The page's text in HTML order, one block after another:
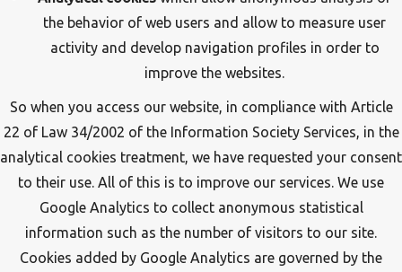
the behavior of web users and allow to measure user
activity and develop navigation profiles in order to
improve the websites.
So when you access our website, in compliance with Article
22 of Law 34/2002 of the Information Society Services, in the
analytical cookies treatment, we have requested your consent
to their use. All of this is to improve our services. We use
Google Analytics to collect anonymous statistical
information such as the number of visitors to our site.
Cookies added by Google Analytics are governed by the